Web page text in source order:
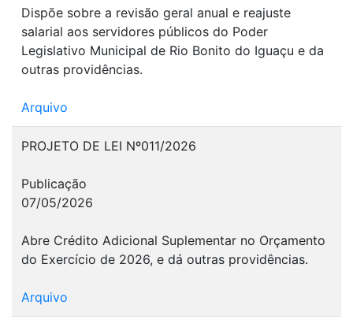
Dispõe sobre a revisão geral anual e reajuste
salarial aos servidores públicos do Poder
Legislativo Municipal de Rio Bonito do Iguaçu e da
outras providências.
Arquivo
PROJETO DE LEI Nº011/2026
Publicação
07/05/2026
Abre Crédito Adicional Suplementar no Orçamento
do Exercício de 2026, e dá outras providências.
Arquivo